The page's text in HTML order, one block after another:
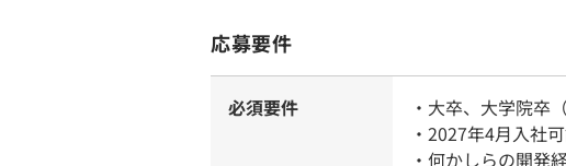
応募要件
必須要件
・大卒、大学院卒
・2027年4月入社
・何かしらの開発